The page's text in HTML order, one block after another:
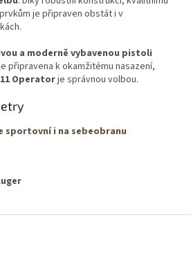
je připraven obstát i v
a moderně vybavenou pistoli
připravena k okamžitému nasazení,
Operatorje správnou volbou.
sportovní i na sebeobranu